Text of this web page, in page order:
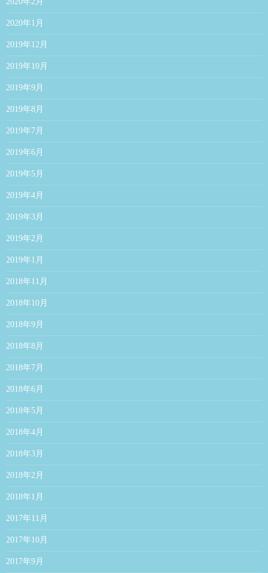
2020年1月
2019年12月
2019年10月
2019年9月
2019年8月
2019年7月
2019年6月
2019年5月
2019年4月
2019年3月
2019年2月
2019年1月
2018年11月
2018年10月
2018年9月
2018年8月
2018年7月
2018年6月
2018年5月
2018年4月
2018年3月
2018年2月
2018年1月
2017年11月
2017年10月
2017年9月